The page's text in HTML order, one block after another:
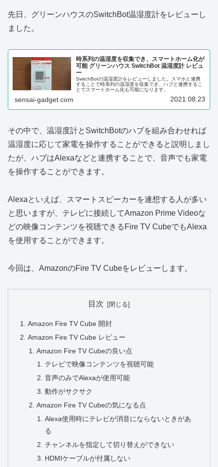
先日、グリーンハウスのSwitchBot温湿度計をレビューし
ました。
時系列の温湿度を収集でき、スマートホーム化が
可能 グリーンハウス SwitchBot 温湿度計 レビュ
ー
SwitchBotの温湿度計をレビューしました。スマホと連携
することで時系列の温湿度を収集でき、ハブと連携するこ
とでスマートホーム化も可能になります。
sensai-gadget.com 2021.08.23
その中で、温湿度計とSwitchBotのハブを組み合わせれば
温湿度に応じて家電を操作することができると説明しまし
たが、ハブはAlexaなどと連携することで、音声でも家電
を操作することができます。
Alexaといえば、スマートスピーカーを連想する人が多い
と思いますが、テレビに接続してAmazon Prime Videoな
どの映像コンテンツを視聴できるFire TV CubeでもAlexa
を使用することができます。
今回は、AmazonのFire TV Cubeをレビューします。
目次
Amazon Fire TV Cube 開封
Amazon Fire TV Cube レビュー
Amazon Fire TV Cubeの良い点
テレビで映像コンテンツを視聴可能
音声のみでAlexaが使用可能
動作がサクサク
Amazon Fire TV Cubeの気になる点
Alexa使用時にテレビが消音にならないときがあ
る
チャンネルを指定して切り替えができない
HDMIケーブルが付属しない